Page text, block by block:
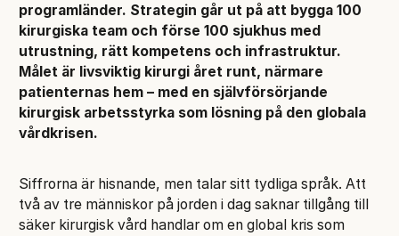
programländer. Strategin går ut på att bygga 100
kirurgiska team och förse 100 sjukhus med
utrustning, rätt kompetens och infrastruktur.
Målet är livsviktig kirurgi året runt, närmare
patienternas hem – med en självförsörjande
kirurgisk arbetsstyrka som lösning på den globala
vårdkrisen.
Siffrorna är hisnande, men talar sitt tydliga språk. Att
två av tre människor på jorden i dag saknar tillgång till
säker kirurgisk vård handlar om en global kris som